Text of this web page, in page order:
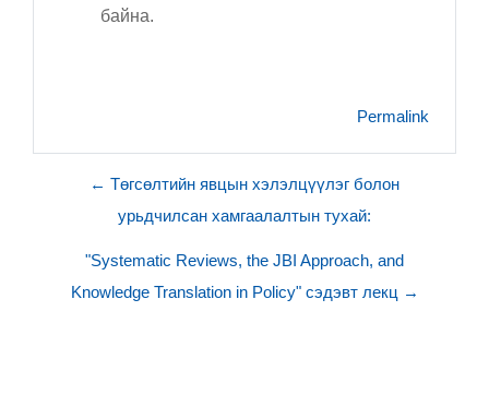
байна.
Permalink
← Төгсөлтийн явцын хэлэлцүүлэг болон
урьдчилсан хамгаалалтын тухай:
"Systematic Reviews, the JBI Approach, and
Knowledge Translation in Policy" сэдэвт лекц →